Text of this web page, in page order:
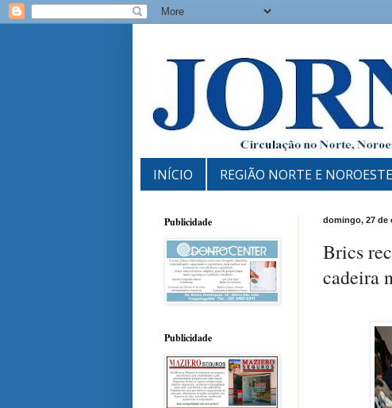
INÍCIO REGIÃO NORTE E NOROESTE
domingo, 27 de
Brics
cadeira
Publicidade
Publicidade